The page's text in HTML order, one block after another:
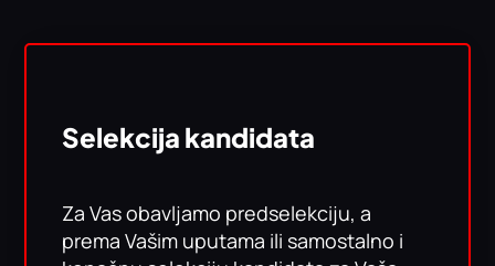
Selekcija kandidata
Za Vas obavljamo predselekciju, a
prema Vašim uputama ili samostalno i